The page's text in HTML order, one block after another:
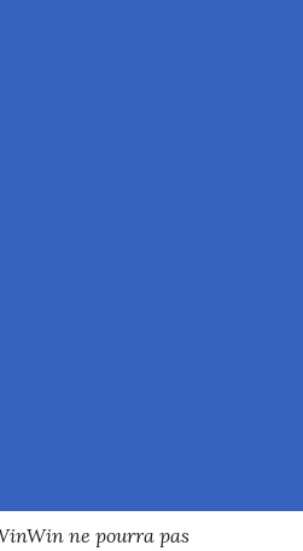
ne pourra pas